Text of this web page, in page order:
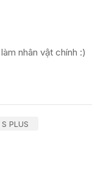
nhân vật chính :)
PLUS